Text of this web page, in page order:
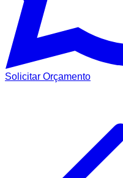
Solicitar Orçamento